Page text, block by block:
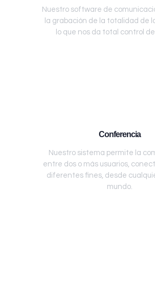
Nuestro software de
la grabación de la totalidad de
lo que nos da total control
Conferencia
Nuestro sistema permite la
entre dos o más usuarios,
diferentes fines, desde
mundo.